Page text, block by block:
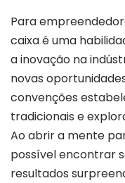
Para
caixa é uma
a inovação na
novas
convenções
tradicionais e
Ao abrir a mente
possível encontrar
resultados